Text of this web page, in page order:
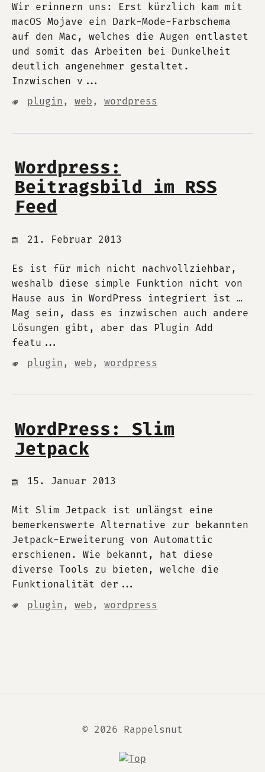
Wir erinnern uns: Erst kürzlich kam mit
macOS Mojave ein Dark-Mode-Farbschema
auf den Mac, welches die Augen entlastet
und somit das Arbeiten bei Dunkelheit
deutlich angenehmer gestaltet.
Inzwischen v...
plugin , web , wordpress
Wordpress:
Beitragsbild im RSS
Feed
21. Februar 2013
Es ist für mich nicht nachvollziehbar,
weshalb diese simple Funktion nicht von
Hause aus in WordPress integriert ist …
Mag sein, dass es inzwischen auch andere
Lösungen gibt, aber das Plugin Add
featu...
plugin , web , wordpress
WordPress: Slim
Jetpack
15. Januar 2013
Mit Slim Jetpack ist unlängst eine
bemerkenswerte Alternative zur bekannten
Jetpack-Erweiterung von Automattic
erschienen. Wie bekannt, hat diese
diverse Tools zu bieten, welche die
Funktionalität der...
plugin , web , wordpress
© 2026 Rappelsnut